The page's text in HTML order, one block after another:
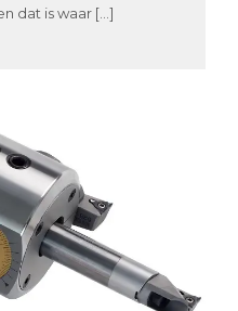
dat is waar […]